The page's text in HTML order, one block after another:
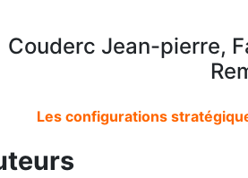
Couderc Jean-pierre,
Les configurations